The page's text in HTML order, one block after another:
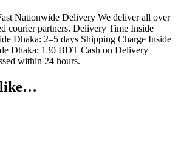
Nationwide Delivery We deliver all over
courier partners. Delivery Time Inside
Dhaka: 2–5 days Shipping Charge Inside
Dhaka: 130 BDT Cash on Delivery
within 24 hours.
like…